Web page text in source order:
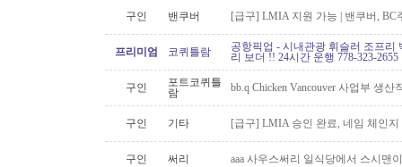
구인 밴쿠버 [급구] LMIA 지원 가능 | 밴쿠버,
프리미엄 코퀴틀람
공항픽업 - 시내관광 휘슬러 조프
리 보더 !! 24시간 운행 778-323-2655
구인
포트코퀴틀
람
bb.q Chicken Vancouver 사업부 생
구인 기타 [급구] LMIA 승인 완료, 네임 체인
구인 써리 aaa 사우스써리 일식당에서 스시맨